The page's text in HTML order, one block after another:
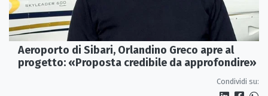
Aeroporto di Sibari, Orlandino Greco apre al
progetto: «Proposta credibile da approfondire»
Condividi su: